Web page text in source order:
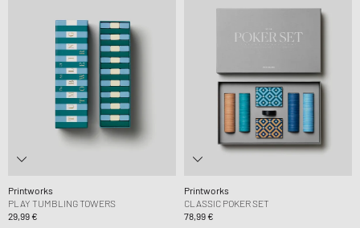
Printworks
PLAY TUMBLING TOWERS
29,99 €
Printworks
CLASSIC POKER SET
78,99 €